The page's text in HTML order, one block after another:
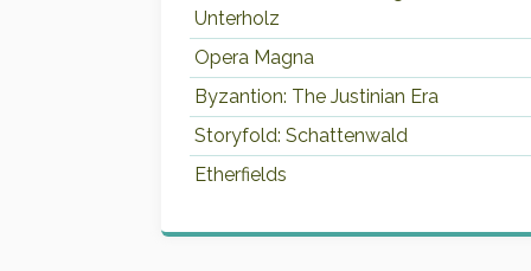
Unterholz
Opera Magna
Byzantion: The Justinian Era
Storyfold: Schattenwald
Etherfields